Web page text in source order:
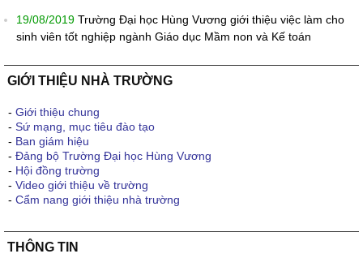
19/08/2019 Trường Đại học Hùng Vương giới thiệu việc làm cho
sinh viên tốt nghiệp ngành Giáo dục Mầm non và Kế toán
GIỚI THIỆU NHÀ TRƯỜNG
- Giới thiệu chung
- Sứ mạng, mục tiêu đào tạo
- Ban giám hiệu
- Đảng bộ Trường Đại học Hùng Vương
- Hội đồng trường
- Video giới thiệu về trường
- Cẩm nang giới thiệu nhà trường
THÔNG TIN